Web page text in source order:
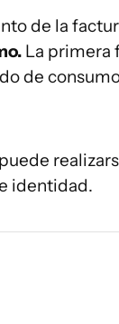
de la
La primera
de
identidad.